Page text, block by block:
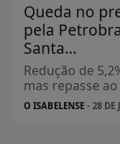
Queda no
pela
Santa...
Redução de
mas repasse
O ISABELENSE - 28 DE